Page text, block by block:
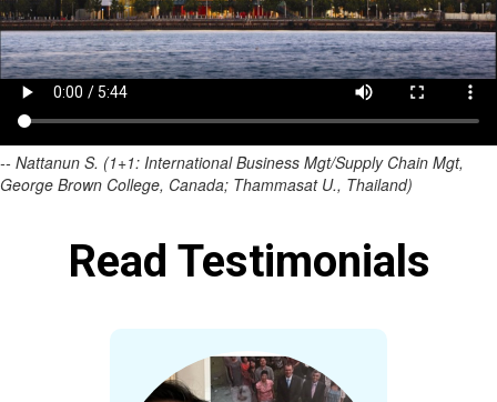
-- Nattanun S. (1+1: International Business Mgt/Supply Chain Mgt,
George Brown College, Canada; Thammasat U., Thailand)
Read Testimonials